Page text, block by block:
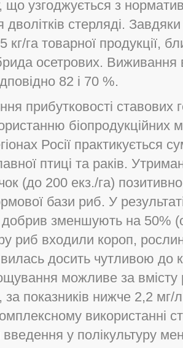
що узгоджується з
стерляді.
га товарної продукції,
осетрових. Виживання
82 і 70 %.
прибутковості ставових
біопродукційних
Росії практикується
птиці та раків.
(до 200 екз./га)
бази риб. У
зменшують на 50%
риб входили короп,
досить чутливою до
можливе за вмісту
показників нижче 2,2 мг/
використанні
у полікультуру